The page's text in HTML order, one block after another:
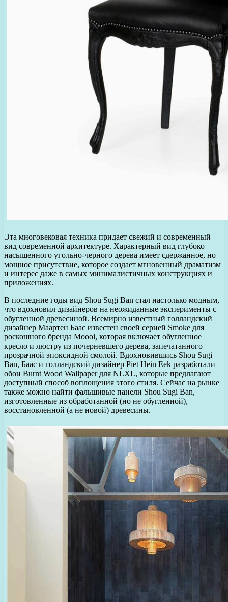
Эта многовековая техника придает свежий и современный
вид современной архитектуре. Характерный вид глубоко
насыщенного угольно-черного дерева имеет сдержанное, но
мощное присутствие, которое создает мгновенный драматизм
и интерес даже в самых минималистичных конструкциях и
приложениях.
В последние годы вид Shou Sugi Ban стал настолько модным,
что вдохновил дизайнеров на неожиданные эксперименты с
обугленной древесиной. Всемирно известный голландский
дизайнер Маартен Баас известен своей серией Smoke для
роскошного бренда Moooi, которая включает обугленное
кресло и люстру из почерневшего дерева, запечатанного
прозрачной эпоксидной смолой. Вдохновившись Shou Sugi
Ban, Баас и голландский дизайнер Piet Hein Eek разработали
обои Burnt Wood Wallpaper для NLXL, которые предлагают
доступный способ воплощения этого стиля. Сейчас на рынке
также можно найти фальшивые панели Shou Sugi Ban,
изготовленные из обработанной (но не обугленной),
восстановленной (а не новой) древесины.